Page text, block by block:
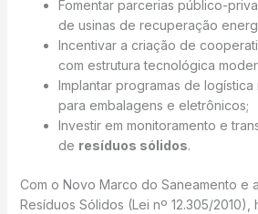
Fomentar parcerias público-
de usinas de recuperação
Incentivar a criação de
com estrutura tecnológica
Implantar programas de
para embalagens e eletrônicos;
Investir em monitoramento e
de resíduos sólidos.
Com o Novo Marco do Saneamento e
Resíduos Sólidos (Lei nº 12.305/